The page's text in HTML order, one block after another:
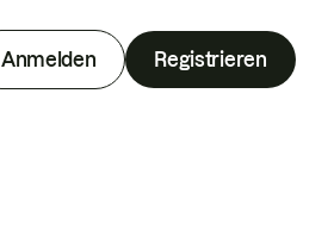
Anmelden Registrieren